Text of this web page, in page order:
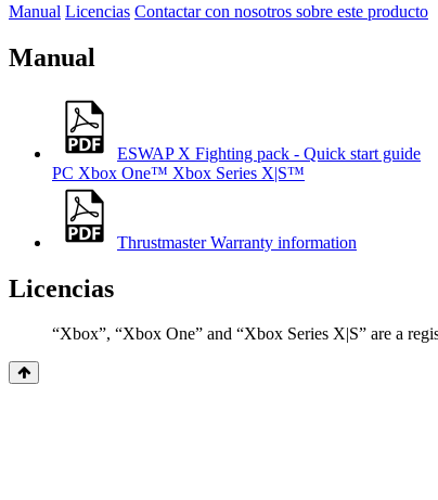
Manual Licencias Contactar con nosotros sobre este producto
Manual
ESWAP X Fighting pack - Quick start guide
PC Xbox One™ Xbox Series X|S™
Thrustmaster Warranty information
Licencias
“Xbox”, “Xbox One” and “Xbox Series X|S” are a